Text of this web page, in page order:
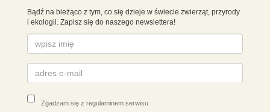
Bądź na bieżąco z tym, co się dzieje w świecie zwierząt, przyrody
i ekologii. Zapisz się do naszego newslettera!
Zgadzam się z regulaminem serwisu.